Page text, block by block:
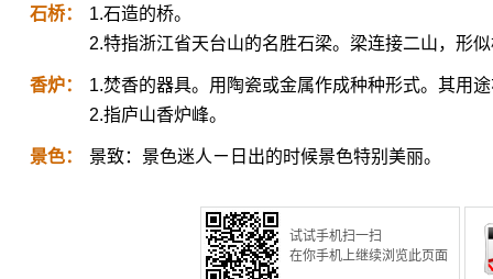
石桥：
1.石造的桥。
2.特指浙江省天台山的名胜石梁。梁连接二山，形
香炉：
1.焚香的器具。用陶瓷或金属作成种种形式。其用
2.指庐山香炉峰。
景色： 景致：景色迷人ㄧ日出的时候景色特别美丽。
试试手机扫一扫
在你手机上继续浏览此页面